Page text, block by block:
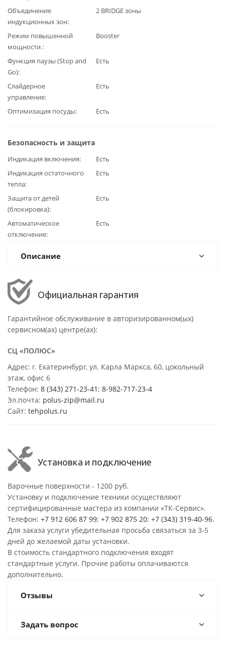
Объединение
индукционных зон
2 BRIDGE зоны
Режим повышенной
мощности
Booster
Функция паузы (Stop and
Go)
Есть
Слайдерное
управление
Есть
Оптимизация посуды Есть
Безопасность и защита
Индикация включения
Есть
Индикация остаточного
тепла
Есть
Защита от детей
(блокировка)
Есть
Автоматическое
отключение
Есть
Описание
Официальная гарантия
Гарантийное обслуживание в авторизированном(ых)
сервисном(ах) центре(ах):
СЦ «ПОЛЮС»
Адрес: г. Екатеринбург, ул. Карла Маркса, 60, цокольный
этаж, офис 6
Телефон: 8 (343) 271-23-41; 8-982-717-23-4
Эл.почта: polus-zip@mail.ru
Сайт: tehpolus.ru
Установка и подключение
Варочные поверхности - 1200 руб.
Установку и подключение техники осуществляют
сертифицированные мастера из компании «ТК-Сервис».
Телефон: +7 912 606 87 99; +7 902 875 20; +7 (343) 319-40-96.
Для заказа услуги убедительная просьба связаться за 3-5
дней до желаемой даты установки.
В стоимость стандартного подключения входят
стандартные услуги. Прочие работы оплачиваются
дополнительно.
Отзывы
Задать вопрос